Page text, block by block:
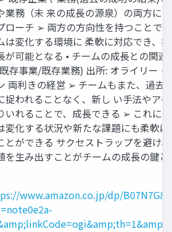
業務（未 来の成長の源泉）の両方に
ローチ ➢ 両方の方向性を持つことで
は変化する環境に 柔軟に対応でき、
が可能となる • チームの成長との関連
存事業/既存業務) 出所: オライリー・
両利きの経営 ➢ チームもまた、過去
捉われることなく、新し い手法やア
いれることで、成長できる ➢ これに
変化する状況や新たな課題にも柔軟に
とができる サクセストラップを避け
を生み出すことがチームの成長の鍵と
www.amazon.co.jp/dp/